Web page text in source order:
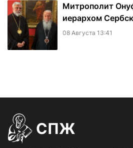
Митрополит
иерархом
08 Августа 13:41
СПЖ